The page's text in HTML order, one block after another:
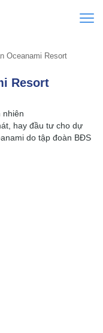
Oceanami Resort
Resort
nhiên
hay đầu tư cho dự
do tập đoàn BĐS